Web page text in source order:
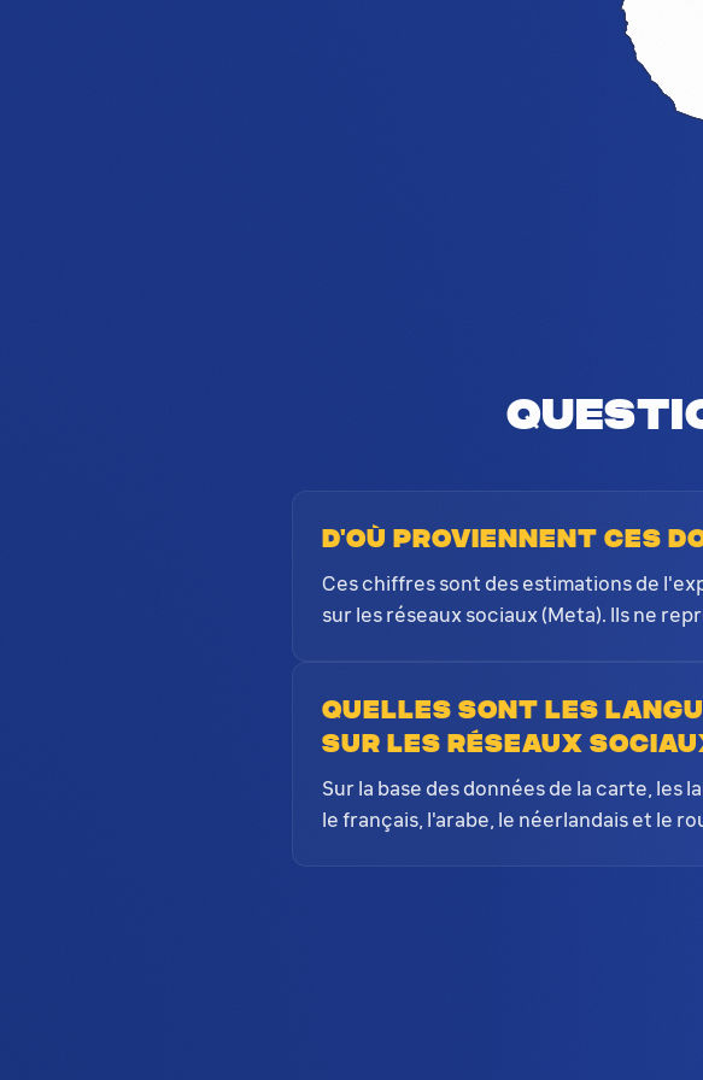
D'où proviennent ces
Ces chiffres sont des estimations de
sur les réseaux sociaux (Meta). Ils ne
Quelles sont les
sur les réseaux
Sur la base des données de la carte, les
le français, l'arabe, le néerlandais et le